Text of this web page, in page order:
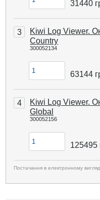
31440
3
Kiwi Log Viewer.
Country
300052134
63144
4
Kiwi Log Viewer.
Global
300052156
125495
Постачання в електронному